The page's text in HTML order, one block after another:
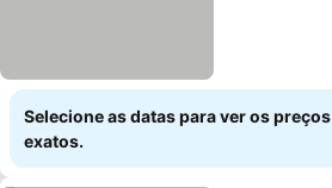
Selecione as datas para ver os preços
exatos.